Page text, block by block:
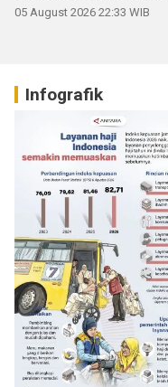
05 August 2026 22:33 WIB
Infografik